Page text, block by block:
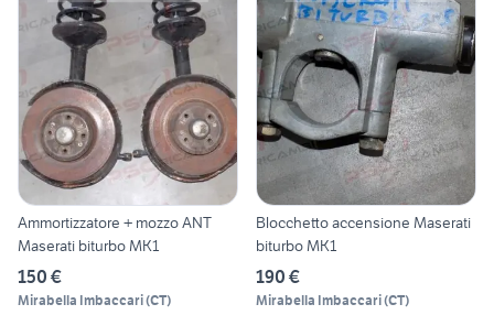
Ammortizzatore + mozzo ANT
Maserati biturbo MK1
150 €
Mirabella Imbaccari(CT)
Blocchetto accensione Maserati
biturbo MK1
190 €
Mirabella Imbaccari(CT)